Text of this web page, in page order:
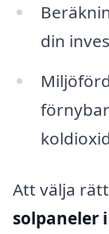
din
Att välja
solpaneler